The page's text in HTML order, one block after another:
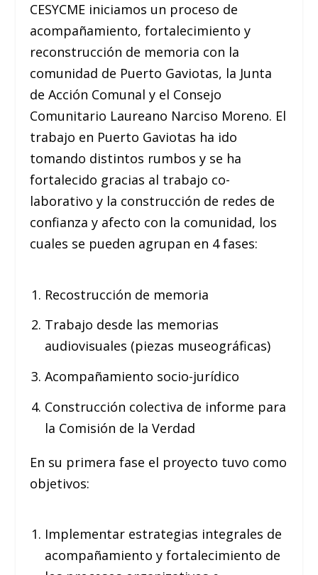
CESYCME iniciamos un proceso de
acompañamiento, fortalecimiento y
reconstrucción de memoria con la
comunidad de Puerto Gaviotas, la Junta
de Acción Comunal y el Consejo
Comunitario Laureano Narciso Moreno. El
trabajo en Puerto Gaviotas ha ido
tomando distintos rumbos y se ha
fortalecido gracias al trabajo co-
laborativo y la construcción de redes de
confianza y afecto con la comunidad, los
cuales se pueden agrupan en 4 fases:
Recostrucción de memoria
Trabajo desde las memorias
audiovisuales (piezas museográficas)
Acompañamiento socio-jurídico
Construcción colectiva de informe para
la Comisión de la Verdad
En su primera fase el proyecto tuvo como
objetivos:
Implementar estrategias integrales de
acompañamiento y fortalecimiento de